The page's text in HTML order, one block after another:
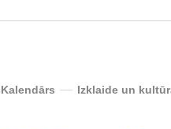
Kalendārs Izklaide un